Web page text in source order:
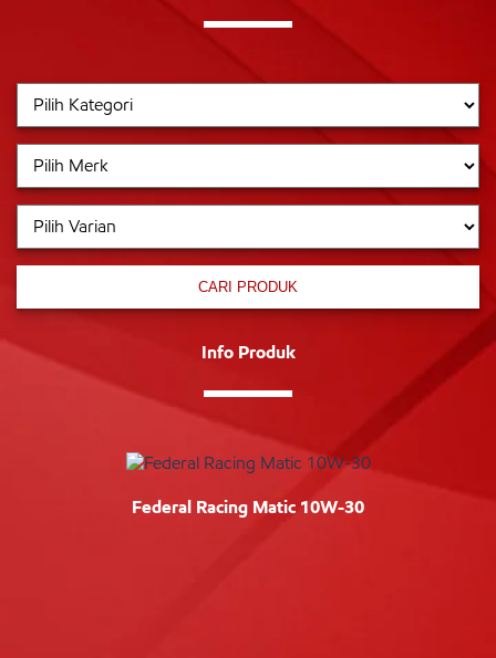
CARI PRODUK
Info Produk
Federal Racing Matic 10W-30